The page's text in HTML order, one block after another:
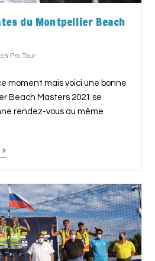
du Montpellier Beach
Pro Tour
moment mais voici une bonne
Beach Masters 2021 se
rendez-vous au même